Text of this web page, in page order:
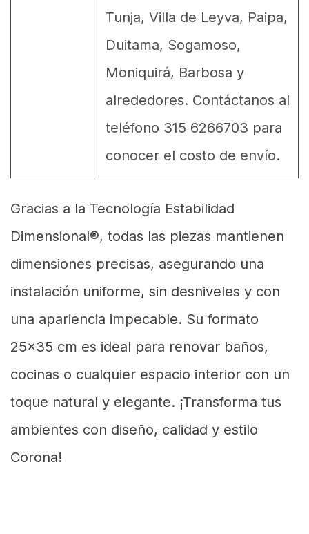
Tunja, Villa de Leyva, Paipa,
Duitama, Sogamoso,
Moniquirá, Barbosa y
alrededores. Contáctanos al
teléfono 315 6266703 para
conocer el costo de envío.
Gracias a la Tecnología Estabilidad
Dimensional®, todas las piezas mantienen
dimensiones precisas, asegurando una
instalación uniforme, sin desniveles y con
una apariencia impecable. Su formato
25x35 cm es ideal para renovar baños,
cocinas o cualquier espacio interior con un
toque natural y elegante. ¡Transforma tus
ambientes con diseño, calidad y estilo
Corona!